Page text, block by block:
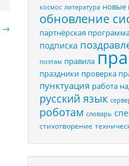
→
космос литература новые
обновление
партнёрская
подписка
поэтам правила
праздники проверка
пунктуация работа
русский язык
роботам словарь
стихотворение